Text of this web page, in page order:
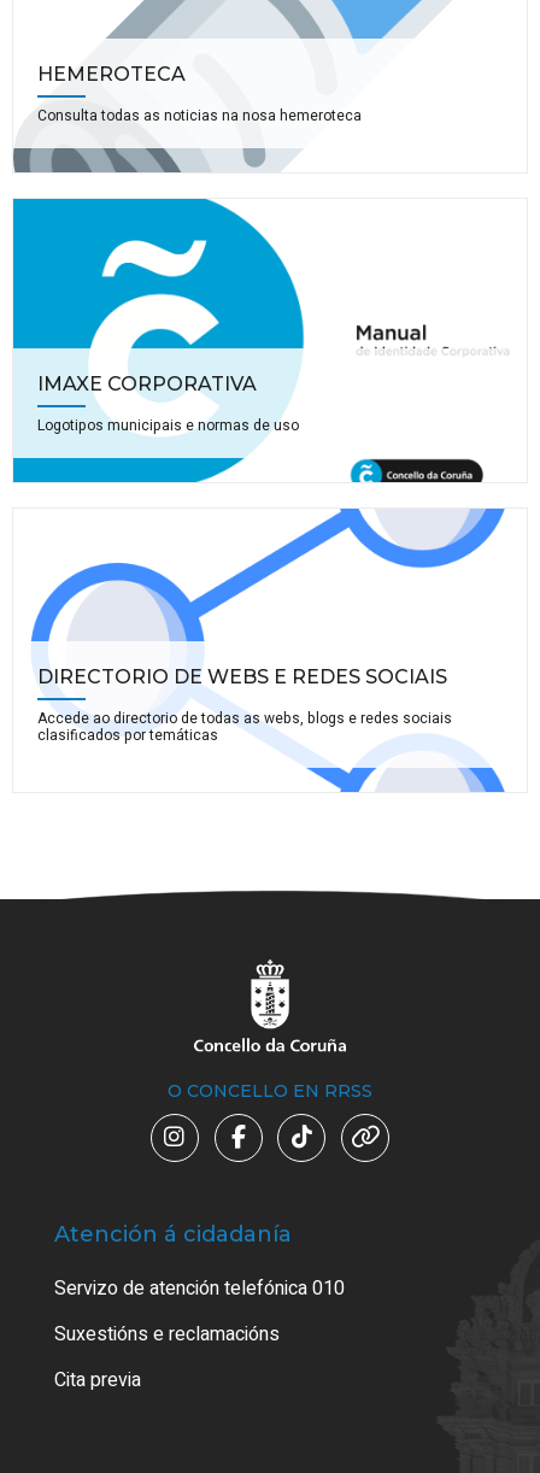
HEMEROTECA
Consulta todas as noticias na nosa hemeroteca
IMAXE CORPORATIVA
Logotipos municipais e normas de uso
DIRECTORIO DE WEBS E REDES SOCIAIS
Accede ao directorio de todas as webs, blogs e redes sociais
clasificados por temáticas
O CONCELLO EN RRSS
Atención á cidadanía
Servizo de atención telefónica 010
Suxestións e reclamacións
Cita previa